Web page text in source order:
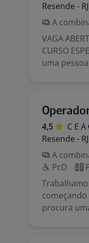
Resende - RJ
A
VAGA
CURSO
uma
4,5 C E A
Resende - RJ
A
PcD
começando
procura